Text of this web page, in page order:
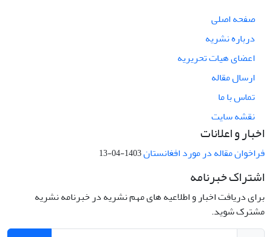
صفحه اصلی
درباره نشریه
اعضای هیات تحریریه
ارسال مقاله
تماس با ما
نقشه سایت
اخبار و اعلانات
فراخوان مقاله در مورد افغانستان1403-04-13
اشتراک خبرنامه
برای دریافت اخبار و اطلاعیه های مهم نشریه در خبرنامه نشریه
مشترک شوید.